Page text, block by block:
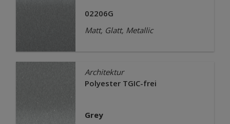
02206G
Matt, Glatt, Metallic
Architektur
Polyester TGIC-frei
Grey